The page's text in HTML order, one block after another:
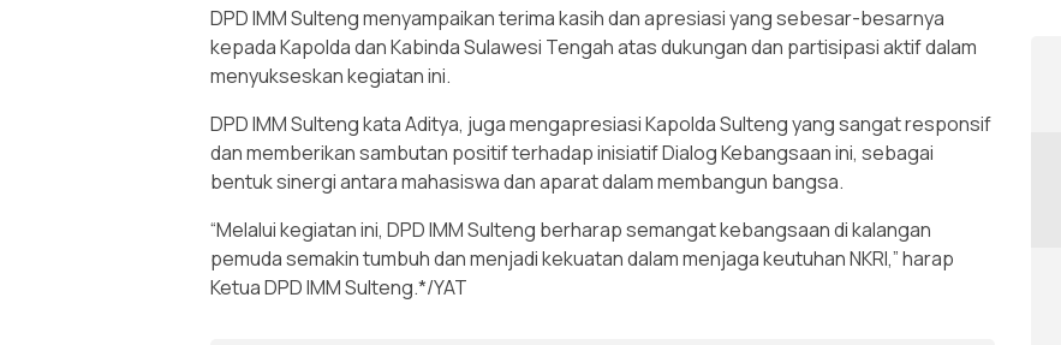
DPD IMM Sulteng menyampaikan terima kasih dan apresiasi yang sebesar-besarnya
kepada Kapolda dan Kabinda Sulawesi Tengah atas dukungan dan partisipasi aktif dalam
menyukseskan kegiatan ini.
DPD IMM Sulteng kata Aditya, juga mengapresiasi Kapolda Sulteng yang sangat responsif
dan memberikan sambutan positif terhadap inisiatif Dialog Kebangsaan ini, sebagai
bentuk sinergi antara mahasiswa dan aparat dalam membangun bangsa.
“Melalui kegiatan ini, DPD IMM Sulteng berharap semangat kebangsaan di kalangan
pemuda semakin tumbuh dan menjadi kekuatan dalam menjaga keutuhan NKRI,” harap
Ketua DPD IMM Sulteng.*/YAT